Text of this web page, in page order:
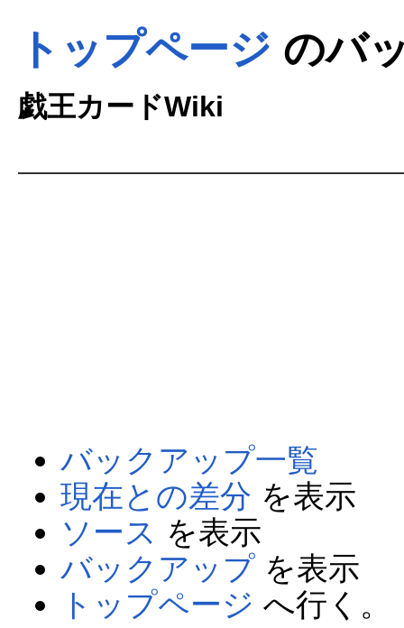
トップページ のバ
戯王カードWiki
バックアップ一覧
現在との差分 を表示
ソース を表示
バックアップを表示
トップページ へ行く。